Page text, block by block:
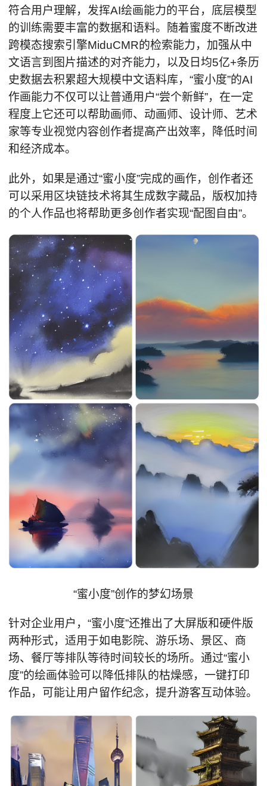
符合用户理解，发挥AI绘画能力的平台，底层模型
的训练需要丰富的数据和语料。随着蜜度不断改进
跨模态搜索引擎MiduCMR的检索能力，加强从中
文语言到图片描述的对齐能力，以及日均5亿+条历
史数据去积累超大规模中文语料库，“蜜小度”的AI
作画能力不仅可以让普通用户“尝个新鲜”，在一定
程度上它还可以帮助画师、动画师、设计师、艺术
家等专业视觉内容创作者提高产出效率，降低时间
和经济成本。
此外，如果是通过“蜜小度”完成的画作，创作者还
可以采用区块链技术将其生成数字藏品，版权加持
的个人作品也将帮助更多创作者实现“配图自由”。
“蜜小度”创作的梦幻场景
针对企业用户，“蜜小度”还推出了大屏版和硬件版
两种形式，适用于如电影院、游乐场、景区、商
场、餐厅等排队等待时间较长的场所。通过“蜜小
度”的绘画体验可以降低排队的枯燥感，一键打印
作品，可能让用户留作纪念，提升游客互动体验。